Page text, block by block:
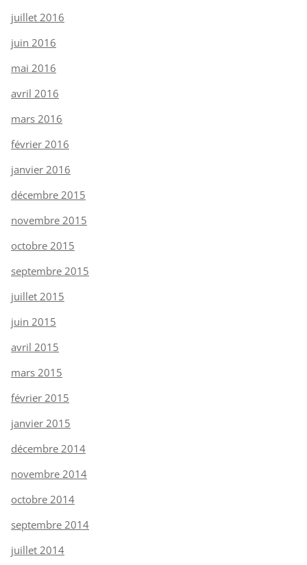
juillet 2016
juin 2016
mai 2016
avril 2016
mars 2016
février 2016
janvier 2016
décembre 2015
novembre 2015
octobre 2015
septembre 2015
juillet 2015
juin 2015
avril 2015
mars 2015
février 2015
janvier 2015
décembre 2014
novembre 2014
octobre 2014
septembre 2014
juillet 2014